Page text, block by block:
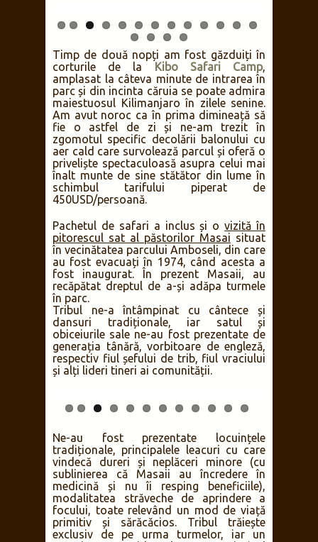
Kenia unde pot fi admirați de la cea mai
mică distanță posibilă. Practic, trec atât
de aproape de mașini încât se pot atinge
cu mâna, deși asta nu este recomandat.
Acum sunt peste 1,300 de exemplare în
parc și printre ele se numără unele dintre
cele mai longevive de pe continent și
purtătoare ale celor mai lungi fildeși.
Timp de două nopți am fost găzduiți în
corturile de laKibo Safari Camp,
amplasat la câteva minute de intrarea în
parc și din incinta căruia se poate admira
maiestuosul Kilimanjaro în zilele senine.
Am avut noroc ca în prima dimineață să
fie o astfel de zi și ne-am trezit în
zgomotul specific decolării balonului cu
aer cald care survolează parcul și oferă o
priveliște spectaculoasă asupra celui mai
înalt munte de sine stătător din lume în
schimbul tarifului piperat de
450USD/persoană.
Pachetul de safari a inclus și ovizită în
pitorescul sat al păstorilor Masai situat
în vecinătatea parcului Amboseli, din care
recăpătat dreptul de a-și adăpa turmele
Tribul ne-a întâmpinat cu cântece și
dansuri tradiționale, iar satul și
obiceiurile sale ne-au fost prezentate de
generația tânără, vorbitoare de engleză,
respectiv fiul șefului de trib, fiul vraciului
și alți lideri tineri ai comunității.